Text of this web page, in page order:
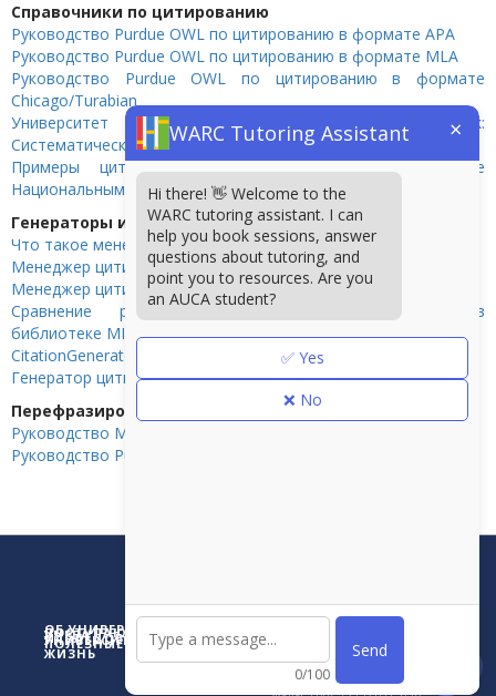
Справочники по цитированию
Руководство Purdue OWL по цитированию в формате APA
Руководство Purdue OWL по цитированию в формате MLA
Руководство Purdue OWL по цитированию в формате
Chicago/Turabian
Университет Святого Тома — «The Bluebook:
Систематический подход»
Примеры цитирования по Bluebook, предоставленные
Национальным университетом Раджива Ганди
Генераторы и менеджер цитирования
Что такое менеджер цитирования?
Менеджер цитирования Zotero
Менеджер цитирования Mendeley
Сравнение различных менеджеров цитирования в
библиотеке MIT
CitationGenerator
Генератор цитирований EasyBib
Перефразирование
Руководство MIT по перефразированию
Руководство Purdue OWL по перефразированию
ОБ УНИВЕРСИТЕТЕ
ПОСТУПАЮЩИМ
УЧЕБА
ИССЛЕДОВАНИЯ
УНИВЕРСИТЕТСКАЯ
ЖИЗНЬ
ПОЛЕЗНЫЕ ССЫЛКИ
Bishkek, Kyrgyz
Тел.: +996 (312) 915000 + Вн.
WARC Tutoring Assistant ×
Hi there! 👋 Welcome to the
WARC tutoring assistant. I can
help you book sessions, answer
questions about tutoring, and
point you to resources. Are you
an AUCA student?
✅ Yes
❌ No
0/100
Send